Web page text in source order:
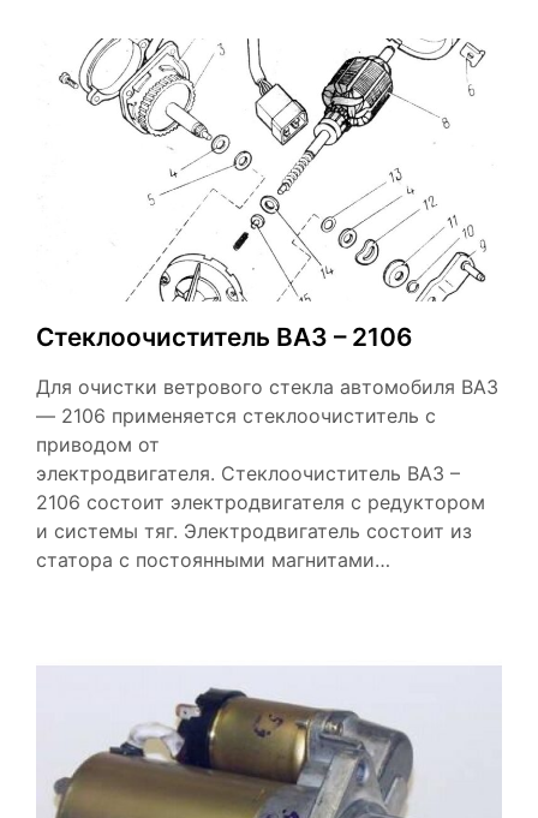
Стеклоочиститель ВАЗ – 2106
Для очистки ветрового стекла автомобиля ВАЗ
— 2106 применяется стеклоочиститель с
приводом от
электродвигателя. Стеклоочиститель ВАЗ –
2106 состоит электродвигателя с редуктором
и системы тяг. Электродвигатель состоит из
статора с постоянными магнитами…